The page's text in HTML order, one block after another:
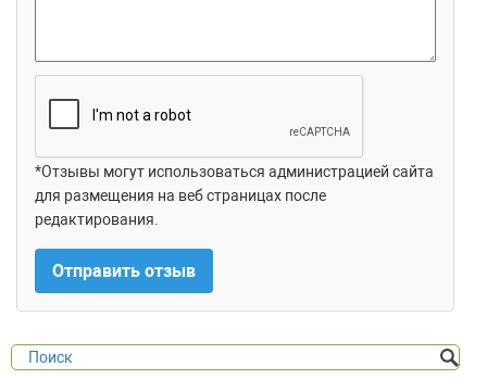
*Отзывы могут использоваться администрацией сайта
для размещения на веб страницах после
редактирования.